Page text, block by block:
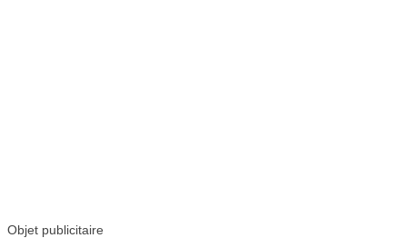
Objet publicitaire